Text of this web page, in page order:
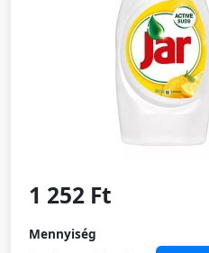
1 252 Ft
Mennyiség